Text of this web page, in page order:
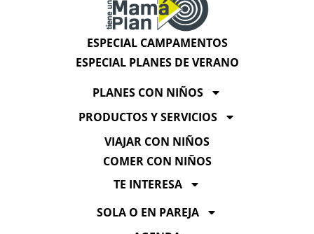
ESPECIAL CAMPAMENTOS
ESPECIAL PLANES DE VERANO
PLANES CON NIÑOS
PRODUCTOS Y SERVICIOS
VIAJAR CON NIÑOS
COMER CON NIÑOS
TE INTERESA
SOLA O EN PAREJA